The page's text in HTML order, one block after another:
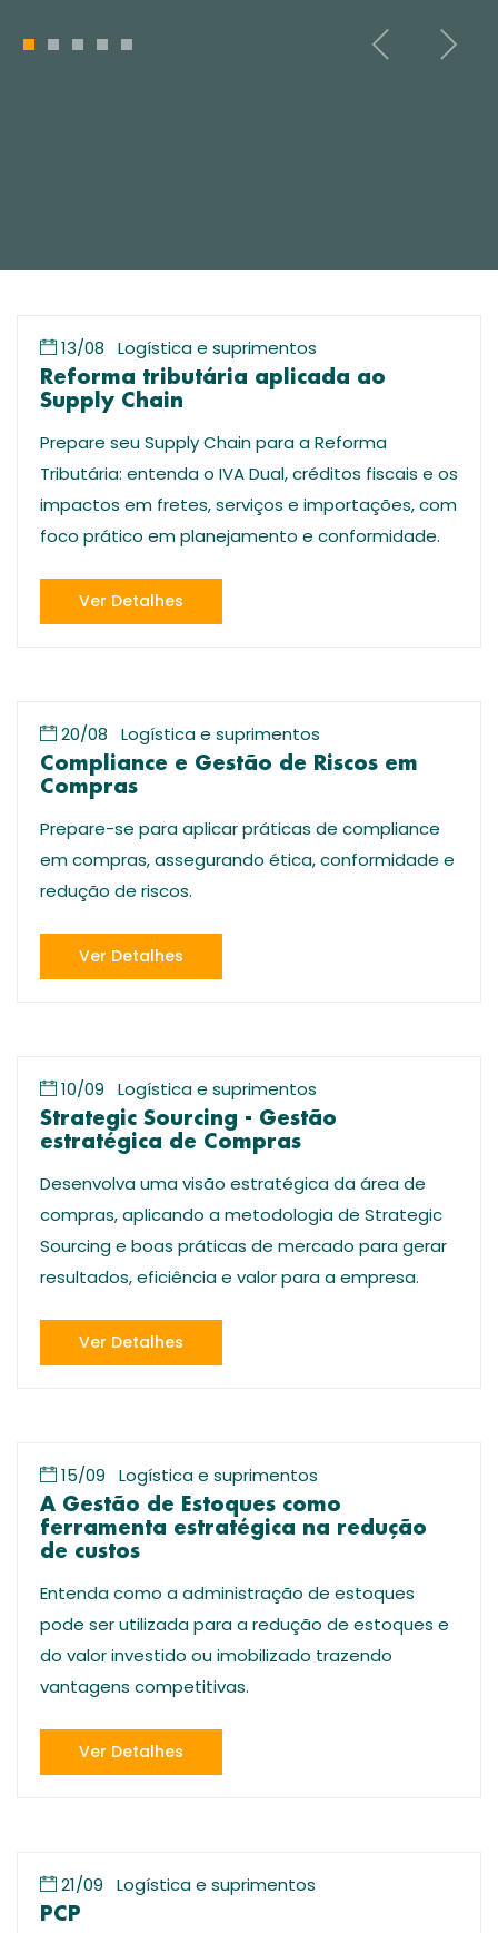
1 2 3 4 5
13/08 Logística e suprimentos
Reforma tributária aplicada ao
Supply Chain
Prepare seu Supply Chain para a Reforma
Tributária: entenda o IVA Dual, créditos fiscais e os
impactos em fretes, serviços e importações, com
foco prático em planejamento e conformidade.
Ver Detalhes
20/08 Logística e suprimentos
Compliance e Gestão de Riscos em
Compras
Prepare-se para aplicar práticas de compliance
em compras, assegurando ética, conformidade e
redução de riscos.
Ver Detalhes
10/09 Logística e suprimentos
Strategic Sourcing - Gestão
estratégica de Compras
Desenvolva uma visão estratégica da área de
compras, aplicando a metodologia de Strategic
Sourcing e boas práticas de mercado para gerar
resultados, eficiência e valor para a empresa.
Ver Detalhes
15/09 Logística e suprimentos
A Gestão de Estoques como
ferramenta estratégica na redução
de custos
Entenda como a administração de estoques
pode ser utilizada para a redução de estoques e
do valor investido ou imobilizado trazendo
vantagens competitivas.
Ver Detalhes
21/09 Logística e suprimentos
PCP